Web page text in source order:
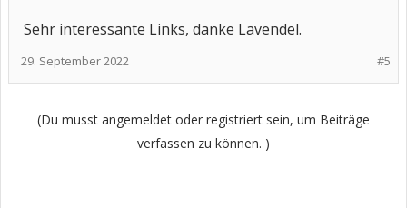
Sehr interessante Links, danke Lavendel.
#5
29. September 2022
(Du musst angemeldet oder registriert sein, um Beiträge
verfassen zu können. )